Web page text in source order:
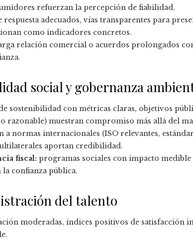
refuerzan la percepción de fiabilidad.
respuesta adecuados, vías transparentes para
como indicadores concretos.
relación comercial o acuerdos prolongados
social y gobernanza
sostenibilidad con métricas claras, objetivos
razonable) muestran compromiso más allá del
a normas internacionales (ISO relevantes,
aportan credibilidad.
fiscal: programas sociales con impacto medible
confianza pública.
del talento
moderadas, índices positivos de satisfacción